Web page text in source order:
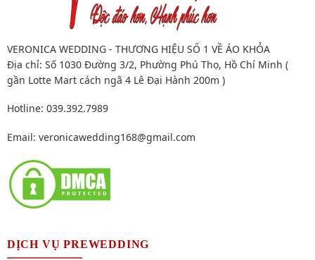
VERONICA WEDDING - THƯƠNG HIỆU SỐ 1 VỀ ÁO KHỎA
Địa chỉ: Số 1030 Đường 3/2, Phường Phú Thọ, Hồ Chí Minh (
gần Lotte Mart cách ngã 4 Lê Đại Hành 200m )
Hotline: 039.392.7989
Email: veronicawedding168@gmail.com
DỊCH VỤ PREWEDDING